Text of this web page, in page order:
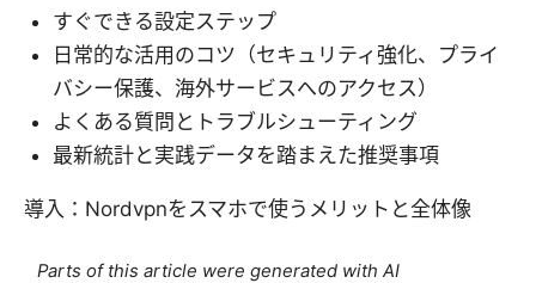
すぐできる設定ステップ
日常的な活用のコツ（セキュリティ強化、プライ
バシー保護、海外サービスへのアクセス）
よくある質問とトラブルシューティング
最新統計と実践データを踏まえた推奨事項
導入：Nordvpnをスマホで使うメリットと全体像
Parts of this article were generated with AI